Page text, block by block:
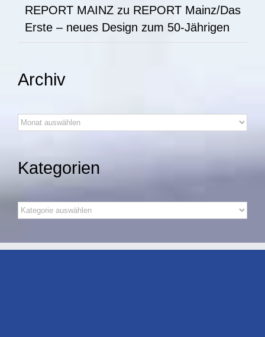
REPORT MAINZ zu REPORT Mainz/Das
Erste – neues Design zum 50-Jährigen
Archiv
Archiv
Kategorien
Kategorien